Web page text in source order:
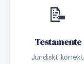
📝
Testamente
Juridiskt korrekt